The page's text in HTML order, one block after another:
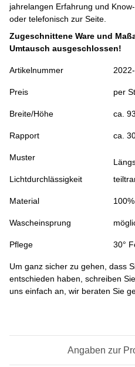
jahrelangen Erfahrung und
oder telefonisch zur Seite.
Zugeschnittene Ware und
Umtausch ausgeschlossen!
Artikelnummer
Preis per
Breite/Höhe ca.
Rapport ca.
Muster
Lichtdurchlässigkeit
Material
Wascheinsprung
Pflege 30°
Um ganz sicher zu gehen, dass
entschieden haben, schreiben
uns einfach an, wir beraten Sie
Angaben zur